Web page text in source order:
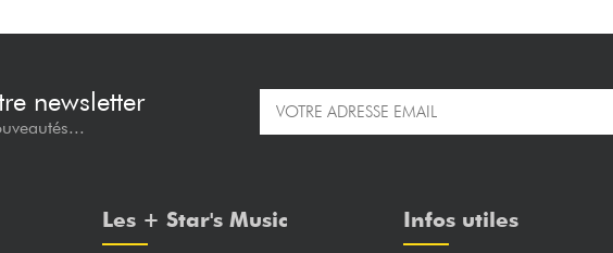
newsletter
Les + Star's Music Infos utiles